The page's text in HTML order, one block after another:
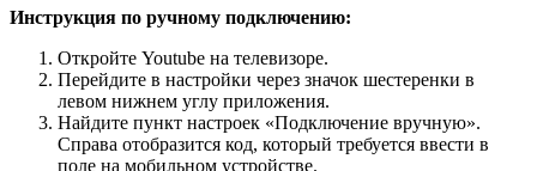
Инструкция по ручному подключению:
Откройте Youtube на телевизоре.
Перейдите в настройки через значок шестеренки в
левом нижнем углу приложения.
Найдите пункт настроек «Подключение вручную».
Справа отобразится код, который требуется ввести в
поле на мобильном устройстве.